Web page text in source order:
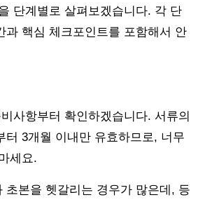
단계별로 살펴보겠습니다. 각 단
과 핵심 체크포인트를 포함해서 안
사항부터 확인하겠습니다. 서류의
터 3개월 이내만 유효하므로, 너무
세요.
초본을 헷갈리는 경우가 많은데, 등